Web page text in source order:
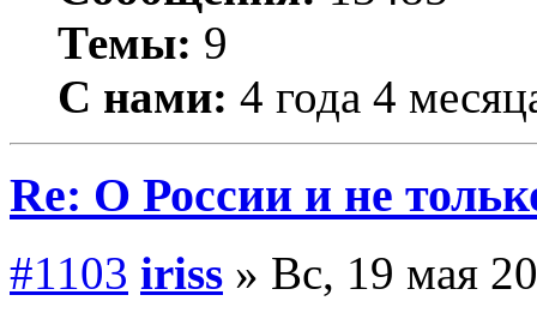
Темы: 9
С нами: 4 года 4
Re: О России и не
#1103 iriss » Вс, 19 мая